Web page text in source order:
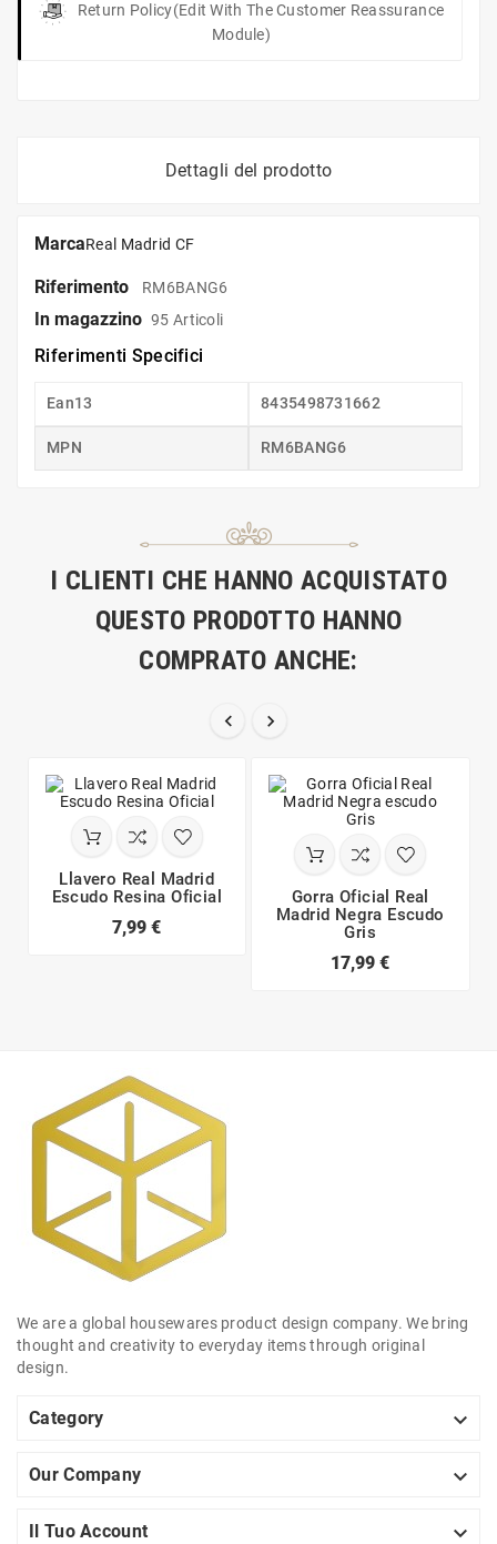
Return Policy(edit With The Customer Reassurance
Module)
Dettagli del prodotto
MarcaReal Madrid CF
Riferimento RM6BANG6
In magazzino 95 Articoli
Riferimenti Specifici
Ean13 8435498731662
MPN RM6BANG6
I CLIENTI CHE HANNO ACQUISTATO
QUESTO PRODOTTO HANNO
COMPRATO ANCHE:
 
Llavero Real Madrid
Escudo Resina Oficial
7,99 €
Gorra Oficial Real
Madrid Negra Escudo
Gris
17,99 €
We are a global housewares product design company. We bring
thought and creativity to everyday items through original
design.
Category 
Our Company 
Il Tuo Account 